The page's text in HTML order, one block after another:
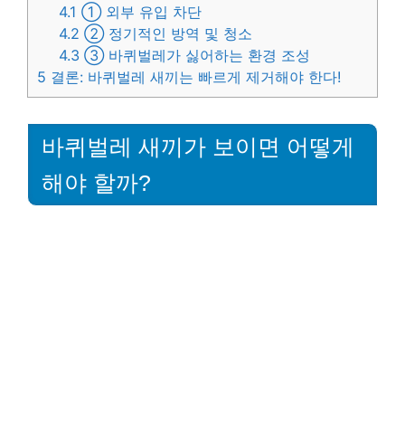
4.1 ① 외부 유입 차단
4.2 ② 정기적인 방역 및 청소
4.3 ③ 바퀴벌레가 싫어하는 환경 조성
5 결론: 바퀴벌레 새끼는 빠르게 제거해야 한다!
바퀴벌레 새끼가 보이면 어떻게
해야 할까?